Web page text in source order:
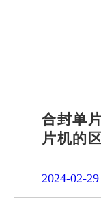
合封单
片机的
2024-02-29